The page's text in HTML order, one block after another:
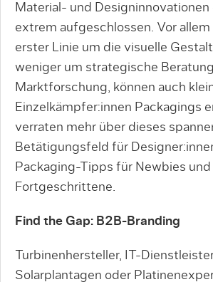
Material- und
extrem aufgeschlossen. Vor allem
erster Linie um die visuelle
weniger um strategische
Marktforschung, können auch
Einzelkämpfer:innen Packagings
verraten mehr über dieses
Betätigungsfeld für
Packaging-Tipps für Newbies und
Fortgeschrittene.
Find the Gap: B2B-Branding
Turbinenhersteller, IT-
Solarplantagen oder